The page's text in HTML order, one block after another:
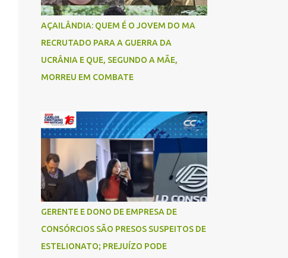
AÇAILÂNDIA: QUEM É O JOVEM DO MA
RECRUTADO PARA A GUERRA DA
UCRÂNIA E QUE, SEGUNDO A MÃE,
MORREU EM COMBATE
GERENTE E DONO DE EMPRESA DE
CONSÓRCIOS SÃO PRESOS SUSPEITOS DE
ESTELIONATO; PREJUÍZO PODE
apuradas pelas autoridades competentes. ...